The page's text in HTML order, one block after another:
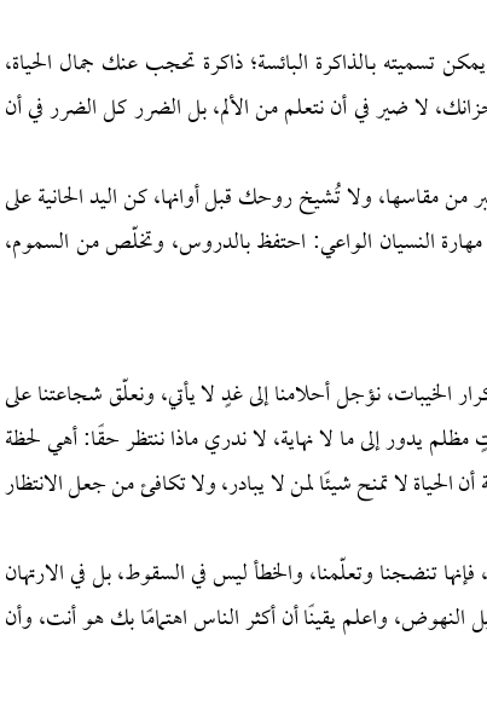
تسميته بـالذاكرة البائسة؛ ذاكرة تحجب عنك جمال الحياة،
لا ضير في أن نتعلم من الألم، بل الضرر كل الضرر في أن
من مقاسها، ولا تُشيخ روحك قبل أوانها، كن اليد الحانية على
النسيان الواعي: احتفظ بالدروس، وتخلّص من السموم،
الخيبات، نؤجل أحلامنا إلى غدٍ لا يأتي، ونعلّق شجاعتنا على
يدور إلى ما لا نهاية، لا ندري ماذا ننتظر حقًا: أهي لحظة
الحياة لا تمنح شيئًا لمن لا يبادر، ولا تكافئ من جعل الانتظار
تنضجنا وتعلّمنا، والخطأ ليس في السقوط، بل في الارتهان
واعلم يقينًا أن أكثر الناس اهتمامًا بك هو أنت، وأن